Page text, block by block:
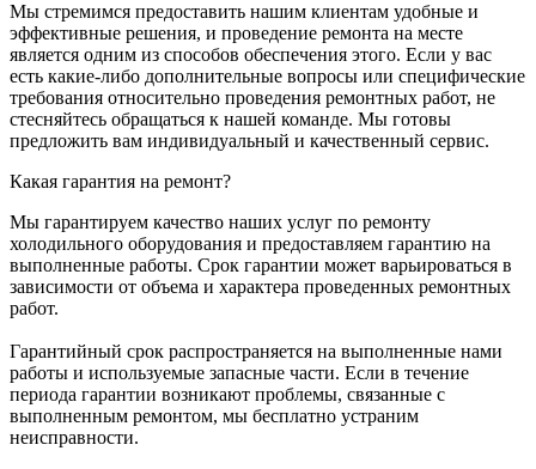
Мы стремимся предоставить нашим клиентам удобные и
эффективные решения, и проведение ремонта на месте
является одним из способов обеспечения этого. Если у вас
есть какие-либо дополнительные вопросы или специфические
требования относительно проведения ремонтных работ, не
стесняйтесь обращаться к нашей команде. Мы готовы
предложить вам индивидуальный и качественный сервис.
Какая гарантия на ремонт?
Мы гарантируем качество наших услуг по ремонту
холодильного оборудования и предоставляем гарантию на
выполненные работы. Срок гарантии может варьироваться в
зависимости от объема и характера проведенных ремонтных
работ.
Гарантийный срок распространяется на выполненные нами
работы и используемые запасные части. Если в течение
периода гарантии возникают проблемы, связанные с
выполненным ремонтом, мы бесплатно устраним
неисправности.